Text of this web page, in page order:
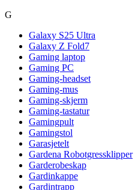
G
Galaxy S25 Ultra
Galaxy Z Fold7
Gaming laptop
Gaming PC
Gaming-headset
Gaming-mus
Gaming-skjerm
Gaming-tastatur
Gamingpult
Gamingstol
Garasjetelt
Gardena Robotgressklipper
Garderobeskap
Gardinkappe
Gardintrapp